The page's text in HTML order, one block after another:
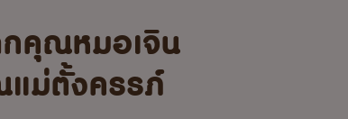
กคุณหมอเจิน
ม่ตั้งครรภ์